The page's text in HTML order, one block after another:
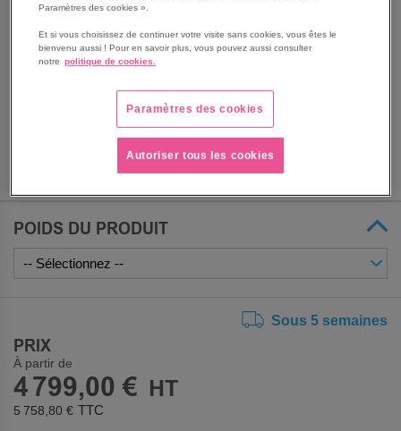
charge de 4h pour 80 % et 12h pour 100 %. Autonomie
de 10h avec 10 cycles/h pour une charge de 60 kg.
Équipé d'un plateau en stratifié haute pression :
utilisation dans l'industrie chimique, agroalimentaire...
Voir le descriptif complet
POIDS DU PRODUIT
Sous 5 semaines
PRIX
À partir de
4 799,00 €
5 758,80 €
Paramètres des cookies ».
Et si vous choisissez de continuer votre visite sans cookies, vous êtes le
bienvenu aussi ! Pour en savoir plus, vous pouvez aussi consulter
notre politique de cookies.
Paramètres des cookies
Autoriser tous les cookies